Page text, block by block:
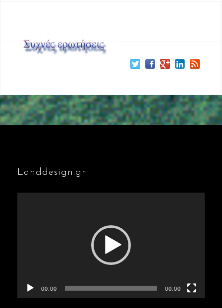
Landdesign.gr
00:00 00:00